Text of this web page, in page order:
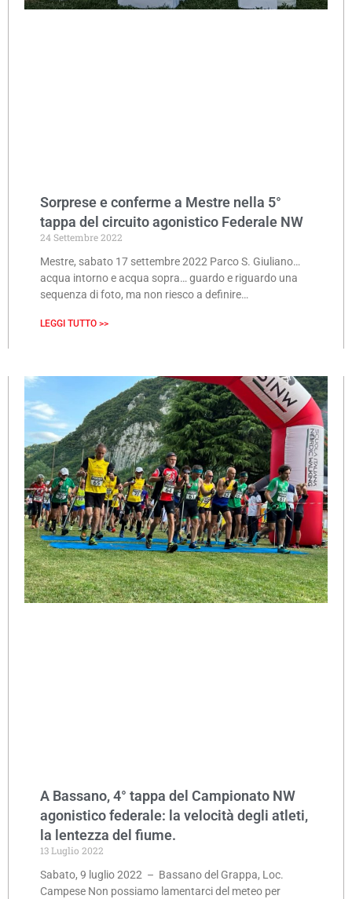
Sorprese e conferme a Mestre nella 5°
tappa del circuito agonistico Federale NW
24 Settembre 2022
Mestre, sabato 17 settembre 2022 Parco S. Giuliano…
acqua intorno e acqua sopra… guardo e riguardo una
sequenza di foto, ma non riesco a definire…
LEGGI TUTTO >>
A Bassano, 4° tappa del Campionato NW
agonistico federale: la velocità degli atleti,
la lentezza del fiume.
13 Luglio 2022
Sabato, 9 luglio 2022 – Bassano del Grappa, Loc.
Campese Non possiamo lamentarci del meteo per